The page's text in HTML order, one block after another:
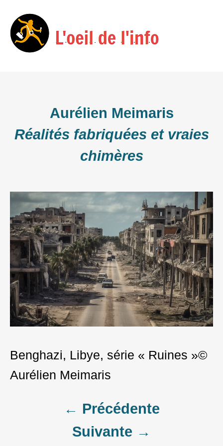
Skip
to
Aurélien Meimaris
Réalités fabriquées et vraies
chimères
Benghazi, Libye, série « Ruines »©
Aurélien Meimaris
navigation
← Précédente
Suivante →